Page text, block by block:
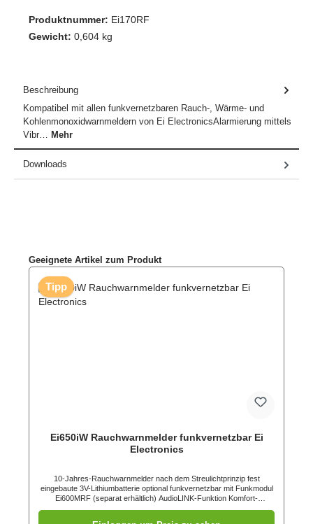
Produktnummer: Ei170RF
Gewicht: 0,604 kg
Beschreibung
Kompatibel mit allen funkvernetzbaren Rauch-, Wärme- und
Kohlenmonoxidwarnmeldern von Ei ElectronicsAlarmierung mittels
Vibr… Mehr
Downloads
Produktgalerie überspringen
Geeignete Artikel zum Produkt
Tipp
Ei650iW Rauchwarnmelder funkvernetzbar Ei
Electronics
10-Jahres-Rauchwarnmelder nach dem Streulichtprinzip fest
eingebaute 3V-Lithiumbatterie optional funkvernetzbar mit Funkmodul
Ei600MRF (separat erhältlich) AudioLINK-Funktion Komfort-